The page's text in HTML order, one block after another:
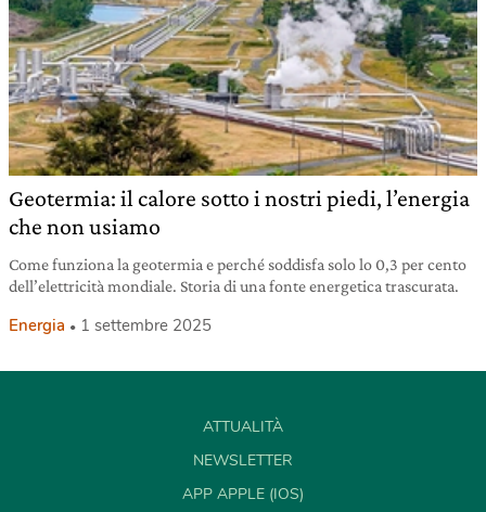
Geotermia: il calore sotto i nostri piedi, l’energia
che non usiamo
Come funziona la geotermia e perché soddisfa solo lo 0,3 per cento
dell’elettricità mondiale. Storia di una fonte energetica trascurata.
Energia 1 settembre 2025
ATTUALITÀ
NEWSLETTER
APP APPLE (IOS)